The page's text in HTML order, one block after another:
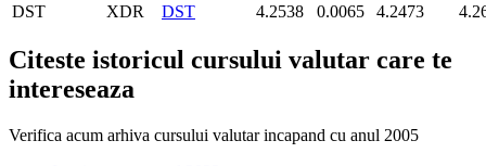
DST
XDR DST 4.2538 0.0065 4.2473
Citeste istoricul cursului valutar care te
intereseaza
Verifica acum arhiva cursului valutar incapand cu anul 2005